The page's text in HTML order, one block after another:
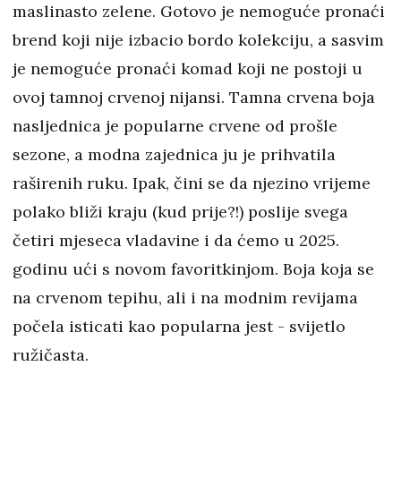
maslinasto zelene. Gotovo je nemoguće pronaći
brend koji nije izbacio bordo kolekciju, a sasvim
je nemoguće pronaći komad koji ne postoji u
ovoj tamnoj crvenoj nijansi. Tamna crvena boja
nasljednica je popularne crvene od prošle
sezone, a modna zajednica ju je prihvatila
raširenih ruku. Ipak, čini se da njezino vrijeme
polako bliži kraju (kud prije?!) poslije svega
četiri mjeseca vladavine i da ćemo u 2025.
godinu ući s novom favoritkinjom. Boja koja se
na crvenom tepihu, ali i na modnim revijama
počela isticati kao popularna jest - svijetlo
ružičasta.